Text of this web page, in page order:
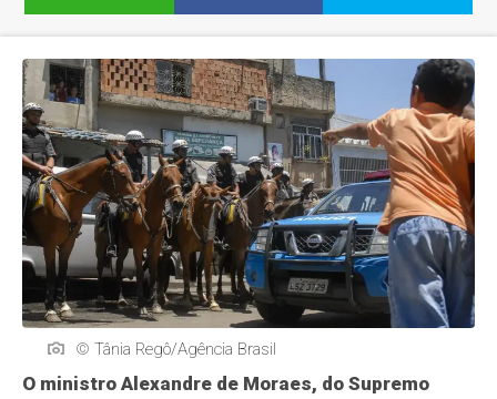
© Tânia Regô/Agência Brasil
O ministro Alexandre de Moraes, do Supremo